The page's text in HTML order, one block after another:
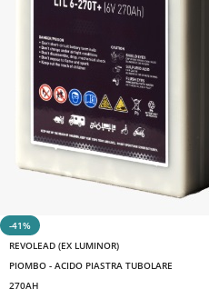
-41%
REVOLEAD (EX LUMINOR)
PIOMBO - ACIDO PIASTRA TUBOLARE
270AH